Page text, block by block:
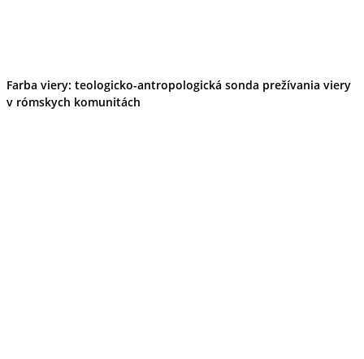
Farba viery: teologicko-antropologická sonda prežívania viery
v rómskych komunitách